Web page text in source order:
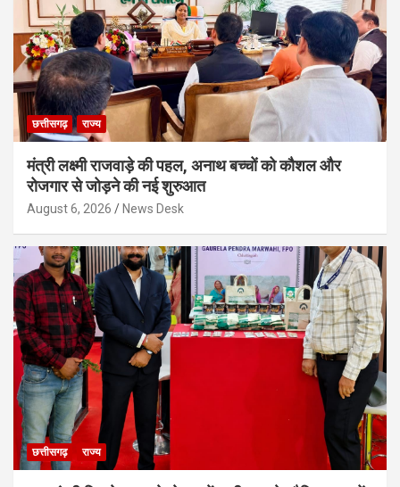
छत्तीसगढ़ राज्य
मंत्री लक्ष्मी राजवाड़े की पहल, अनाथ बच्चों को कौशल और
रोजगार से जोड़ने की नई शुरुआत
August 6, 2026 News Desk
छत्तीसगढ़ राज्य